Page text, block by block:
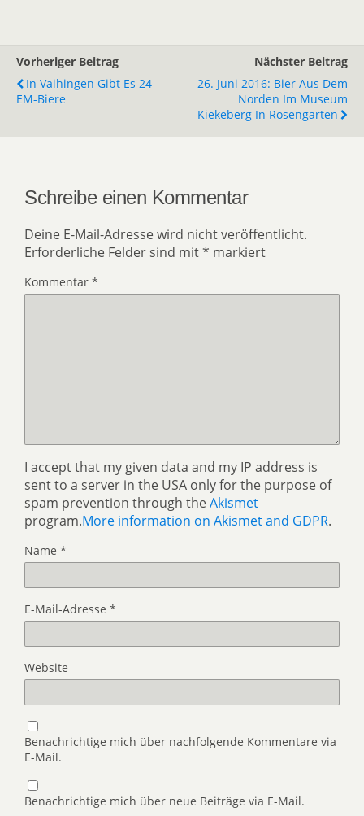
Vorheriger Beitrag
In Vaihingen Gibt Es 24
EM-Biere
Nächster Beitrag
26. Juni 2016: Bier Aus Dem
Norden Im Museum
Kiekeberg In Rosengarten
Schreibe einen Kommentar
Deine E-Mail-Adresse wird nicht veröffentlicht.
Erforderliche Felder sind mit* markiert
Kommentar *
I accept that my given data and my IP address is
sent to a server in the USA only for the purpose of
spam prevention through theAkismet
program.More information on Akismet and GDPR.
Name *
E-Mail-Adresse *
Website
Benachrichtige mich über nachfolgende Kommentare via
E-Mail.
Benachrichtige mich über neue Beiträge via E-Mail.